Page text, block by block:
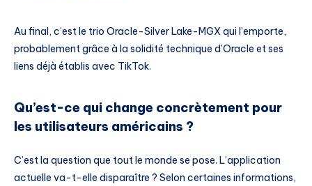
Au final, c’est le trio Oracle-Silver Lake-MGX qui l’emporte,
probablement grâce à la solidité technique d’Oracle et ses
liens déjà établis avec TikTok.
Qu’est-ce qui change concrètement pour
les utilisateurs américains ?
C’est la question que tout le monde se pose. L’application
actuelle va-t-elle disparaître ? Selon certaines informations,